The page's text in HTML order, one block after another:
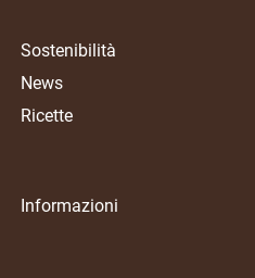
Sostenibilità
News
Ricette
Informazioni